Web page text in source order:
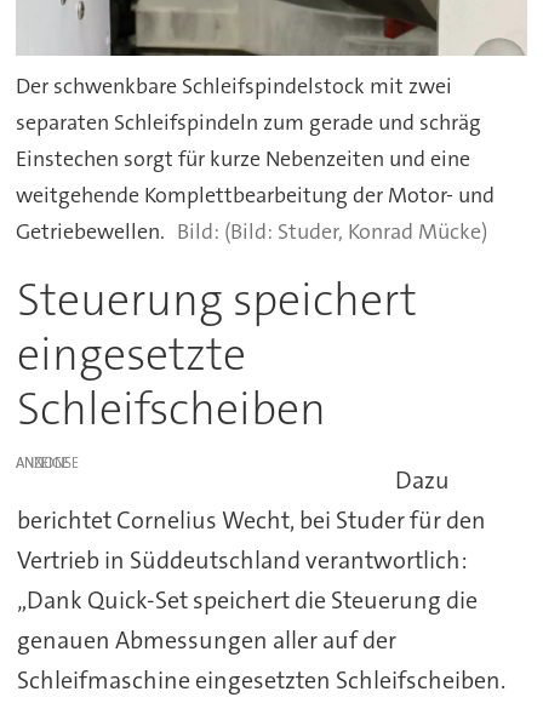
Der schwenkbare Schleifspindelstock mit zwei
separaten Schleifspindeln zum gerade und schräg
Einstechen sorgt für kurze Nebenzeiten und eine
weitgehende Komplettbearbeitung der Motor- und
Getriebewellen.
(Bild: Studer, Konrad Mücke)
Steuerung speichert
eingesetzte
Schleifscheiben
ANZEIGE
Dazu
berichtet Cornelius Wecht, bei Studer für den
Vertrieb in Süddeutschland verantwortlich:
„Dank Quick-Set speichert die Steuerung die
genauen Abmessungen aller auf der
Schleifmaschine eingesetzten Schleifscheiben.